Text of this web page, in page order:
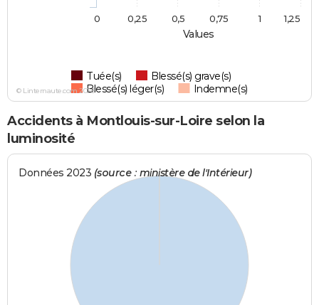
Values
Tuée(s)
Blessé(s) grave(s)
Blessé(s) léger(s)
Indemne(s)
0 1
0,25 0,5 0,75 1,25
© Linternaute.com 2026
Accidents à Montlouis-sur-Loire selon la
luminosité
Données 2023 (source : ministère de l'Intérieur)